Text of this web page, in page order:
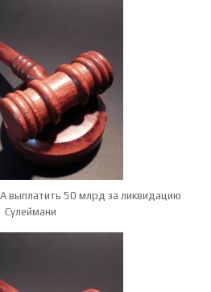
выплатить 50 млрд за ликвидацию
Сулеймани